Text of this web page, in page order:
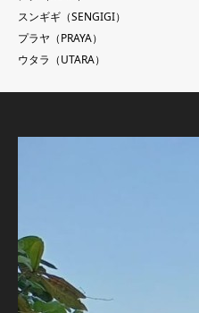
スンギギ（SENGIGI）
プラヤ（PRAYA）
ウタラ（UTARA）